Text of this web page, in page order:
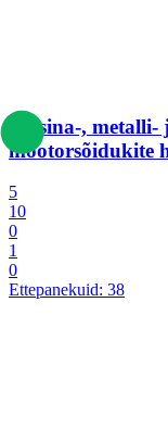
Masina-,
mootorsõidukite
5
10
0
1
0
Ettepanekuid: 38